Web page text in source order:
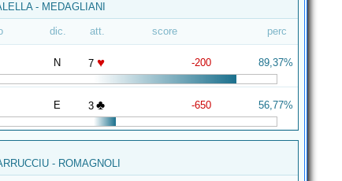
- MEDAGLIANI
dic. att. score perc
N 7 ♥ -200 89,37%
E 3 ♣ -650 56,77%
- ROMAGNOLI